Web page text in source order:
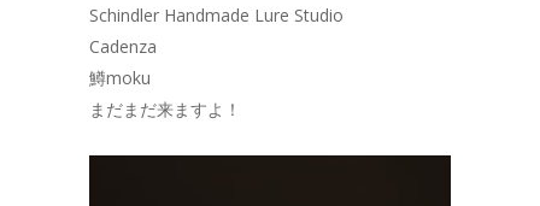
Schindler Handmade Lure Studio
Cadenza
鱒moku
まだまだ来ますよ！